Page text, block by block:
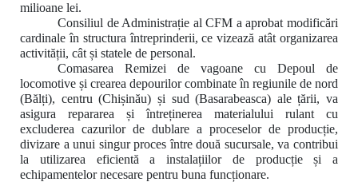
milioane lei.
Consiliul de Administrație al CFM a aprobat modificări
cardinale în structura întreprinderii, ce vizează atât organizarea
activității, cât și statele de personal.
Comasarea Remizei de vagoane cu Depoul de
locomotive și crearea depourilor combinate în regiunile de nord
(Bălți), centru (Chișinău) și sud (Basarabeasca) ale țării, va
asigura repararea și întreținerea materialului rulant cu
excluderea cazurilor de dublare a proceselor de producție,
divizare a unui singur proces între două sucursale, va contribui
la utilizarea eficientă a instalațiilor de producție și a
echipamentelor necesare pentru buna funcționare.